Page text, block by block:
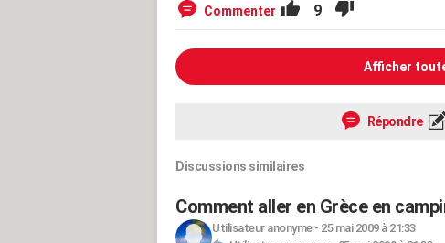
Commenter 9
Afficher
Répondre
Discussions similaires
Comment aller en Grèce en
Utilisateur anonyme- 25 mai 2009 à 21:33